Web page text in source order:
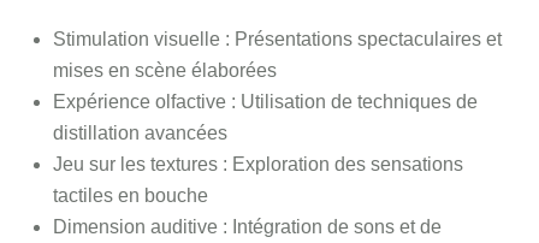
Stimulation visuelle : Présentations spectaculaires et
mises en scène élaborées
Expérience olfactive : Utilisation de techniques de
distillation avancées
Jeu sur les textures : Exploration des sensations
tactiles en bouche
Dimension auditive : Intégration de sons et de